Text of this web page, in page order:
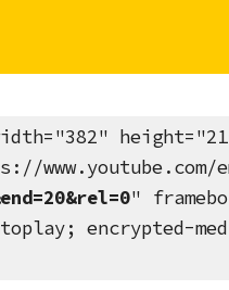
www.youtube.com/
"
encrypted-